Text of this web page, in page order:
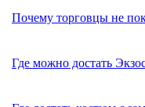
Почему торговцы не
Где можно достать